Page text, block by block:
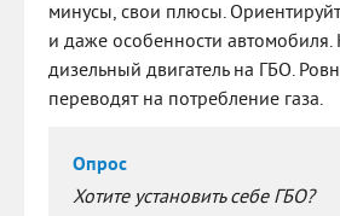
минусы, свои плюсы.
и даже особенности
дизельный двигатель на ГБО.
переводят на потребление газа.
Опрос
Хотите установить себе ГБО?